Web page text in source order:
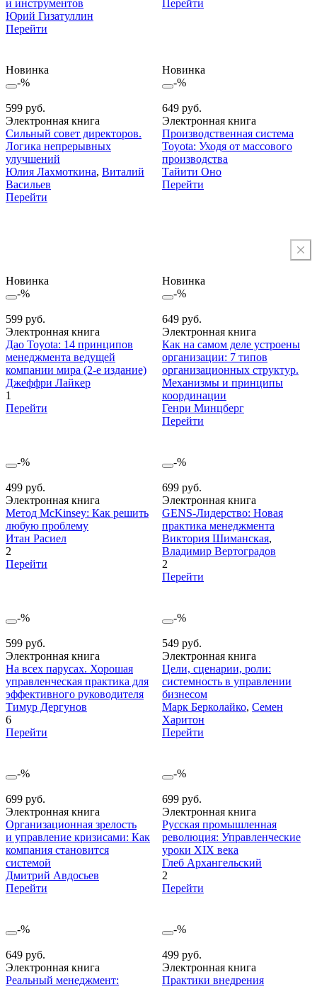
и инструментов
Юрий Гизатуллин
Перейти
Перейти
Новинка
-%
599 руб.
Электронная книга
Сильный совет директоров.
Логика непрерывных
улучшений
Юлия Лахмоткина, Виталий
Васильев
Перейти
Новинка
-%
649 руб.
Электронная книга
Производственная система
Toyota: Уходя от массового
производства
Тайити Оно
Перейти
Новинка
-%
599 руб.
Электронная книга
Дао Toyota: 14 принципов
менеджмента ведущей
компании мира (2-е издание)
Джеффри Лайкер
1
Перейти
Новинка
-%
649 руб.
Электронная книга
Как на самом деле устроены
организации: 7 типов
организационных структур.
Механизмы и принципы
координации
Генри Минцберг
Перейти
-%
499 руб.
Электронная книга
Метод McKinsey: Как решить
любую проблему
Итан Расиел
2
Перейти
-%
699 руб.
Электронная книга
GENS-Лидерство: Новая
практика менеджмента
Виктория Шиманская,
Владимир Вертоградов
2
Перейти
-%
599 руб.
Электронная книга
На всех парусах. Хорошая
управленческая практика для
эффективного руководителя
Тимур Дергунов
6
Перейти
-%
549 руб.
Электронная книга
Цели, сценарии, роли:
системность в управлении
бизнесом
Марк Берколайко, Семен
Харитон
Перейти
-%
699 руб.
Электронная книга
Организационная зрелость
и управление кризисами: Как
компания становится
системой
Дмитрий Авдосьев
Перейти
-%
699 руб.
Электронная книга
Русская промышленная
революция: Управленческие
уроки XIX века
Глеб Архангельский
2
Перейти
-%
649 руб.
Электронная книга
Реальный менеджмент:
-%
499 руб.
Электронная книга
Практики внедрения